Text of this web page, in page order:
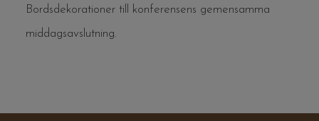
Bordsdekorationer till konferensens gemensamma
middagsavslutning.